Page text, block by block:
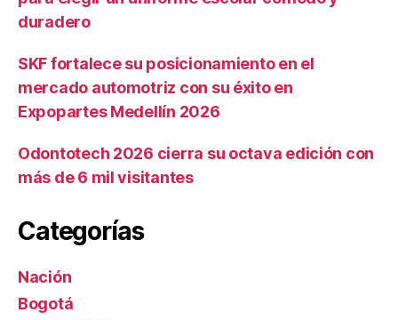
duradero
SKF fortalece su posicionamiento en el
mercado automotriz con su éxito en
Expopartes Medellín 2026
Odontotech 2026 cierra su octava edición con
más de 6 mil visitantes
Categorías
Nación
Bogotá